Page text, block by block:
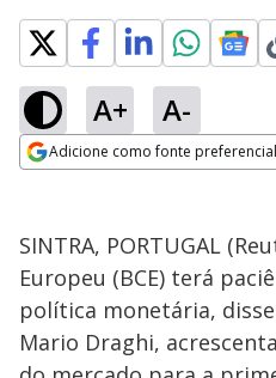
A+ A-
Adicione como fonte
SINTRA, PORTUGAL
Europeu (BCE) terá
política monetária,
Mario Draghi,